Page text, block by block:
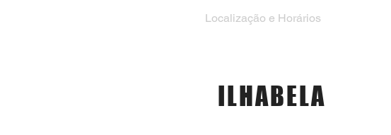
Localização e Horários
ILHABELA